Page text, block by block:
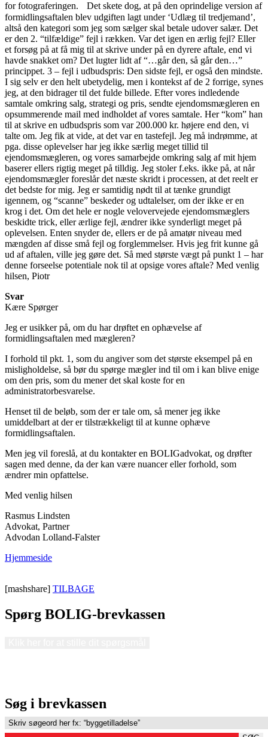
for fotograferingen. Det skete dog, at på den oprindelige version af
formidlingsaftalen blev udgiften lagt under ‘Udlæg til tredjemand’,
altså den kategori som jeg som sælger skal betale udover salær. Det
er den 2. “tilfældige” fejl i rækken. Var det igen en ærlig fejl? Eller
et forsøg på at få mig til at skrive under på en dyrere aftale, end vi
havde snakket om? Det lugter lidt af “…går den, så går den…”
princippet. 3 – fejl i udbudspris: Den sidste fejl, er også den mindste.
I sig selv er den helt ubetydelig, men i kontekst af de 2 forrige, synes
jeg, at den bidrager til det fulde billede. Efter vores indledende
samtale omkring salg, strategi og pris, sendte ejendomsmægleren en
opsummerende mail med indholdet af vores samtale. Her “kom” han
til at skrive en udbudspris som var 200.000 kr. højere end den, vi
talte om. Jeg fik at vide, at det var en tastefejl. Jeg må indrømme, at
pga. disse oplevelser har jeg ikke særlig meget tillid til
ejendomsmægleren, og vores samarbejde omkring salg af mit hjem
baserer ellers rigtig meget på tilldig. Jeg stoler f.eks. ikke på, at når
ejendomsmægler foreslår det næste skridt i processen, at det reelt er
det bedste for mig. Jeg er samtidig nødt til at tænke grundigt
igennem, og “scanne” beskeder og udtalelser, om der ikke er en
krog i det. Om det hele er nogle velovervejede ejendomsmæglers
beskidte trick, eller ærlige fejl, ændrer ikke synderligt meget på
oplevelsen. Enten snyder de, ellers er de på amatør niveau med
mængden af disse små fejl og forglemmelser. Hvis jeg frit kunne gå
ud af aftalen, ville jeg gøre det. Så med største vægt på punkt 1 – har
denne forseelse potentiale nok til at opsige vores aftale? Med venlig
hilsen, Piotr
Svar
Kære Spørger
Jeg er usikker på, om du har drøftet en ophævelse af
formidlingsaftalen med mægleren?
I forhold til pkt. 1, som du angiver som det største eksempel på en
misligholdelse, så bør du spørge mægler ind til om i kan blive enige
om den pris, som du mener det skal koste for en
administratorbesvarelse.
Henset til de beløb, som der er tale om, så mener jeg ikke
umiddelbart at der er tilstrækkeligt til at kunne ophæve
formidlingsaftalen.
Men jeg vil foreslå, at du kontakter en BOLIGadvokat, og drøfter
sagen med denne, da der kan være nuancer eller forhold, som
ændrer min opfattelse.
Med venlig hilsen
Rasmus Lindsten
Advokat, Partner
Advodan Lolland-Falster
Hjemmeside
[mashshare] TILBAGE
Spørg BOLIG-brevkassen
Søg i brevkassen